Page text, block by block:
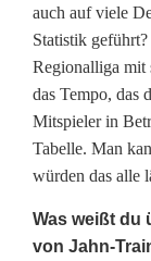
auch auf viele
Statistik
Regionalliga mit
das Tempo, das
Mitspieler in
Tabelle. Man
würden das alle
Was weißt du
von Jahn-